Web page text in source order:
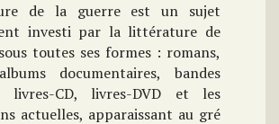
de la guerre est un sujet
investi par la littérature de
toutes ses formes : romans,
documentaires, bandes
livres-CD, livres-DVD et les
actuelles, apparaissant au gré